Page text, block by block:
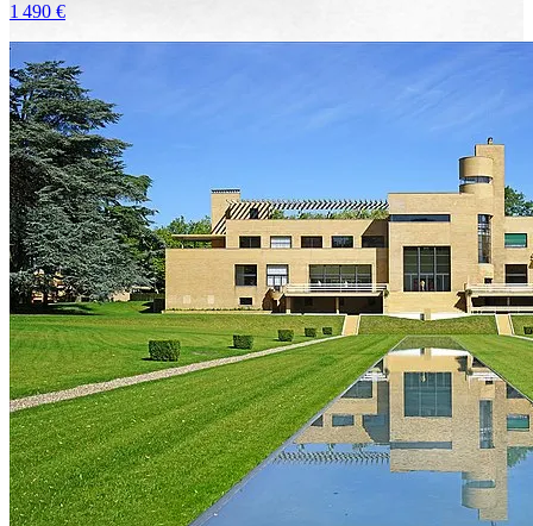
1 490 €
Voir le voyage